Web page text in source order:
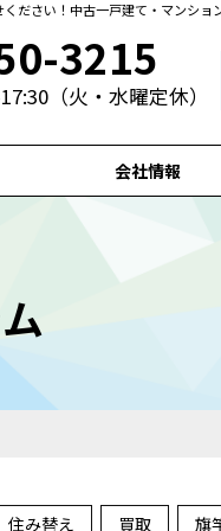
さい！中古一戸建て・マンショ
3215
（火・水曜定休）
会社情報
住み替え 買取 旗